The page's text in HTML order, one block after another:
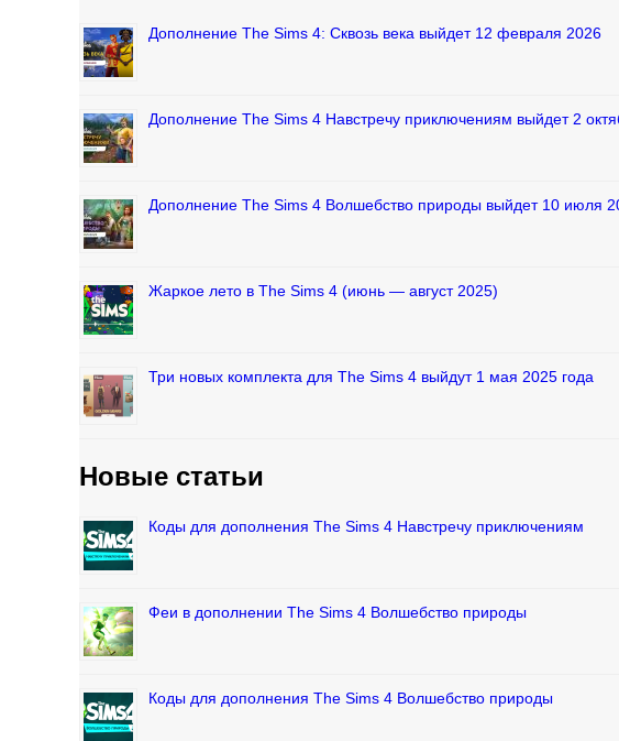
Дополнение The Sims 4: Сквозь века выйдет 12 февраля 2026
Дополнение The Sims 4 Навстречу приключениям выйдет 2
Дополнение The Sims 4 Волшебство природы выйдет 10 июля
Жаркое лето в The Sims 4 (июнь — август 2025)
Три новых комплекта для The Sims 4 выйдут 1 мая 2025 года
Новые статьи
Коды для дополнения The Sims 4 Навстречу приключениям
Феи в дополнении The Sims 4 Волшебство природы
Коды для дополнения The Sims 4 Волшебство природы